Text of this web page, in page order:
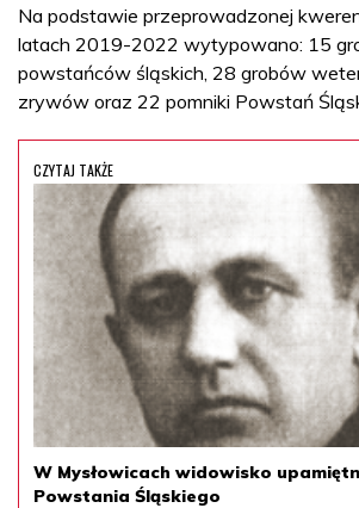
Na podstawie przeprowadzonej
latach 2019-2022 wytypowano: 15
powstańców śląskich, 28 grobów
zrywów oraz 22 pomniki Powstań
CZYTAJ TAKŻE
W Mysłowicach widowisko
Powstania Śląskiego